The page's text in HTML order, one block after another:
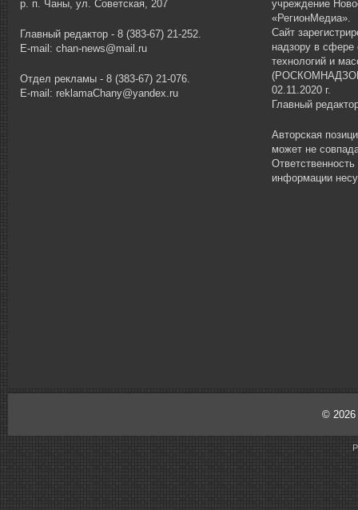
р. п. Чаны, ул. Советская, 207
Главный редактор - 8 (383-67) 21-252.
E-mail: chan-news@mail.ru
Отдел рекламы - 8 (383-67) 21-076.
E-mail: reklamaChany@yandex.ru
учреждение
«РегионМедиа».
Сайт
надзору в
технологий и
02.11.2020 г.
Главный
Авторская
может не
информации
© 2026